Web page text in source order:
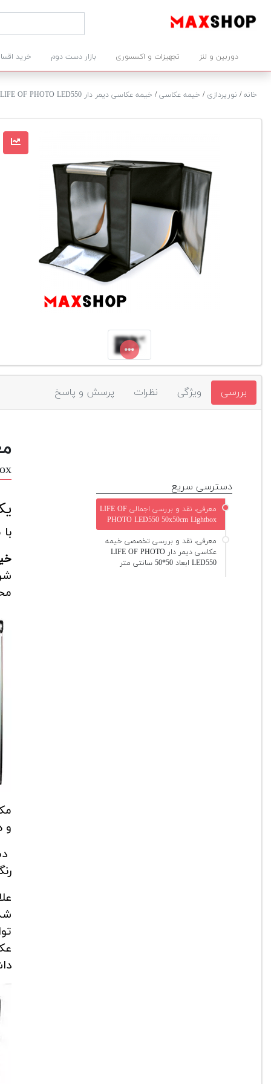
دوربین و لنز تجهیزات و اکسسوری بازار دست دوم خرید
خانه/ نورپردازی / خیمه عکاسی/ خیمه عکاسی دیمر دار LIFE OF PHOTO LED550 ابعاد 50*50 سانتی متر
بررسی ویژگی نظرات پرسش و پاسخ
و
دسترسی سریع
معرفی، نقد و بررسی اجمالی LIFE OF
PHOTO LED550 50x50cm Lightbox
معرفی، نقد و بررسی تخصصی خیمه
عکاسی دیمر دار LIFE OF PHOTO
LED550 ابعاد 50*50 سانتی متر